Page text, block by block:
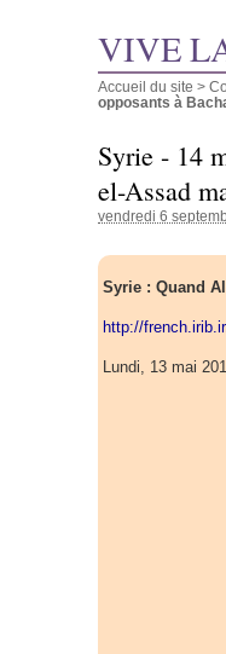
VIVE
Accueil du site >
opposants à
Syrie - 14
el-Assad
vendredi 6
Syrie : Quand
http://
Lundi, 13 mai